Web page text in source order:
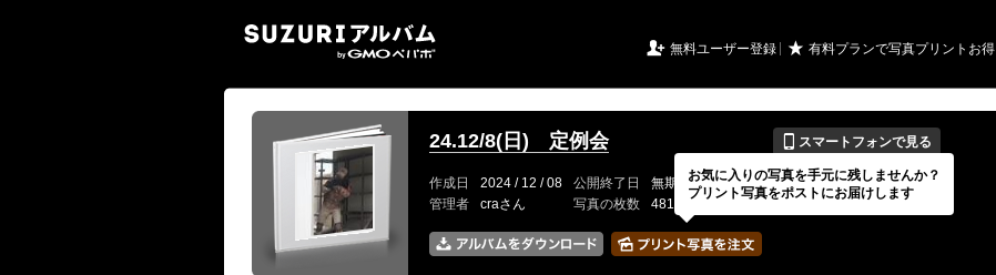
 無料ユーザー登録 ★ 有料プランで写真プリントお得
24.12/8(日) 定例会 📱 スマートフォンで見る
作成日 2024 / 12 / 08 公開終了日 無期限 イベントの期間
---
管理者
craさん 写真の枚数 481 / 2000枚
お気に入りの写真を手元に残しませんか？
プリント写真をポストにお届けします